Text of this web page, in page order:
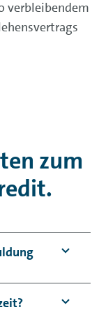
verbleibendem
zum